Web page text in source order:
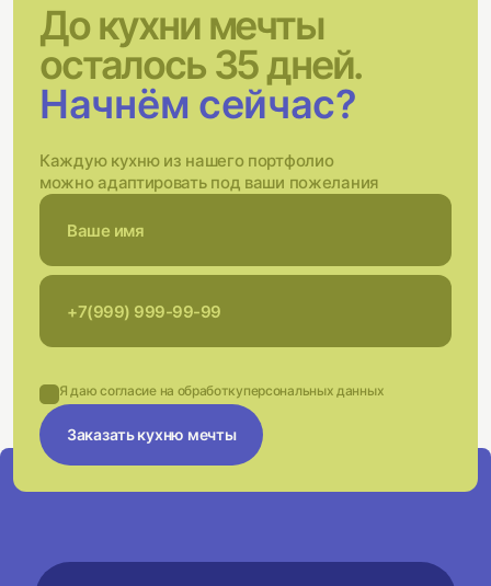
До кухни мечты
осталось 35 дней.
Начнём сейчас?
Каждую кухню из нашего портфолио
можно адаптировать под ваши пожелания
Я даю согласие на обработкуперсональных данных
Заказать кухню мечты